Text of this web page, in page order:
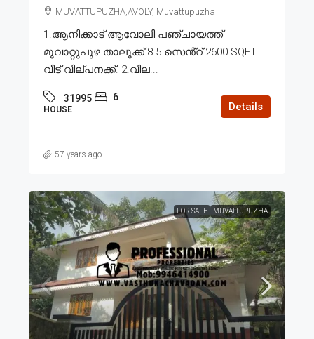
MUVATTUPUZHA,AVOLY, Muvattupuzha
1.ആനിക്കാട് ആവോലി പഞ്ചായത്ത്
മൂവാറ്റുപുഴ താലൂക്ക് 8.5 സെൻ്റ് 2600 SQFT
വീട് വില്പനക്ക്. 2.വില...
31995 6
HOUSE Details
57 years ago
FOR SALE MUVATTUPUZHA